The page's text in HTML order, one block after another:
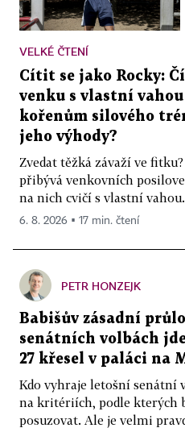
VELKÉ ČTENÍ
Cítit se jako Rocky:
venku s vlastní vahou
kořenům silového
jeho výhody?
Zvedat těžká závaží ve
přibývá venkovních
na nich cvičí s vlastní
6. 8. 2026 ▪ 17 min. čtení
PETR HONZEJK
Babišův zásadní
senátních volbách
27 křesel v paláci na
Kdo vyhraje letošní senátní
na kritériích, podle kterých
posuzovat. Ale je velmi